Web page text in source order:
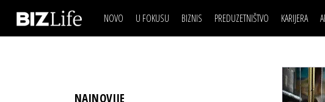
NOVO U FOKUSU BIZNIS PREDUZETNIŠTVO KARIJERA
LJUDI
IZJAVA DANABIZNIS SCENA
BREND I KOMUNIKACIJE
POSAO
MOJ
NAJNOVIJE